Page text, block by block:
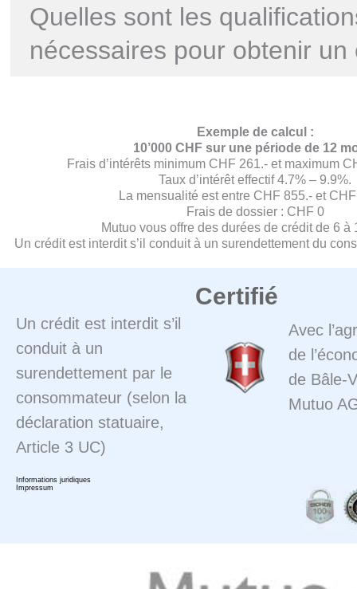
Quelles sont les
nécessaires pour obtenir un
Exemple de calcul :
10’000 CHF sur une période de 12
Frais d’intérêts minimum CHF 261.- et maximum
Taux d’intérêt effectif 4.7% – 9.9%.
La mensualité est entre CHF 855.- et
Frais de dossier : CHF 0
Mutuo vous offre des durées de crédit de 6 à
Un crédit est interdit s’il conduit à un surendettement du
Un crédit est interdit s’il
conduit à un
surendettement par le
consommateur (selon la
déclaration statuaire,
Article 3 UC)
Certifié
Avec
de
de Bâle-
Mutuo
Informations juridiques
Impressum